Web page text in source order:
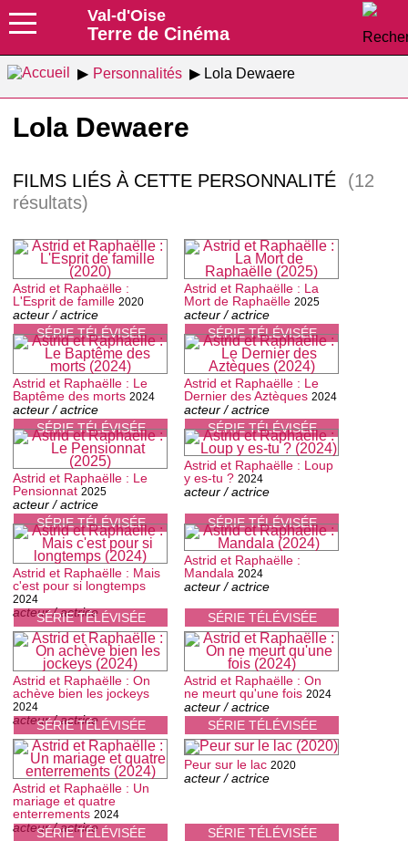
Val-d'Oise
Terre de Cinéma
Personnalités Lola Dewaere
Lola Dewaere
FILMS LIÉS À CETTE PERSONNALITÉ
(12
résultats)
SÉRIE TÉLÉVISÉE
Astrid et Raphaëlle :
L'Esprit de famille 2020
acteur / actrice
SÉRIE TÉLÉVISÉE
Astrid et Raphaëlle : La
Mort de Raphaëlle 2025
acteur / actrice
SÉRIE TÉLÉVISÉE
Astrid et Raphaëlle : Le
Baptême des morts 2024
acteur / actrice
SÉRIE TÉLÉVISÉE
Astrid et Raphaëlle : Le
Dernier des Aztèques 2024
acteur / actrice
SÉRIE TÉLÉVISÉE
Astrid et Raphaëlle : Le
Pensionnat 2025
acteur / actrice
SÉRIE TÉLÉVISÉE
Astrid et Raphaëlle : Loup
y es-tu ? 2024
acteur / actrice
SÉRIE TÉLÉVISÉE
Astrid et Raphaëlle : Mais
c'est pour si longtemps
2024
acteur / actrice SÉRIE TÉLÉVISÉE
Astrid et Raphaëlle :
Mandala 2024
acteur / actrice
SÉRIE TÉLÉVISÉE
Astrid et Raphaëlle : On
achève bien les jockeys
2024
acteur / actrice SÉRIE TÉLÉVISÉE
Astrid et Raphaëlle : On
ne meurt qu'une fois 2024
acteur / actrice
SÉRIE TÉLÉVISÉE
Astrid et Raphaëlle : Un
mariage et quatre
enterrements 2024
acteur / actrice SÉRIE TÉLÉVISÉE
Peur sur le lac 2020
acteur / actrice